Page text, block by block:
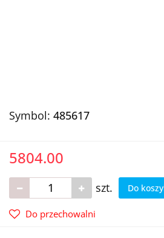
Symbol: 485617
5804.00
szt. Do
Do przechowalni